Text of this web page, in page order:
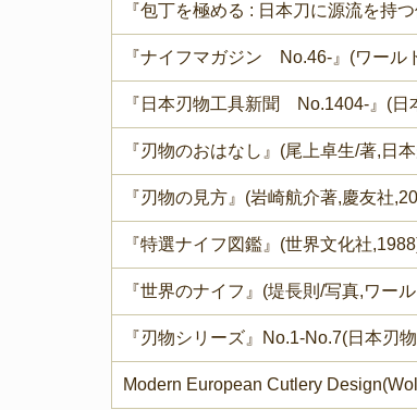
『包丁を極める : 日本刀に源流を持
『ナイフマガジン No.46-』(ワール
『日本刃物工具新聞 No.1404-』(日
『刃物のおはなし』(尾上卓生/著,日
『刃物の見方』(岩崎航介著,慶友社
『特選ナイフ図鑑』(世界文化社
『世界のナイフ』(堤長則/写真,ワー
『刃物シリーズ』No.1-No.7(日本刃
Modern European Cutlery